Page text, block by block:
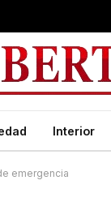
Interior
emergencia